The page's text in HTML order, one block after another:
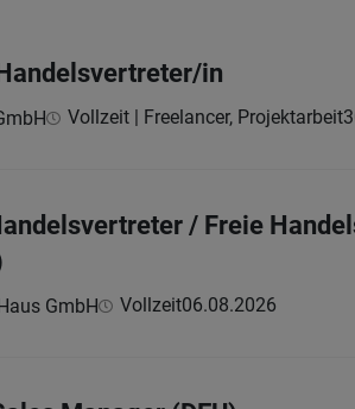
in
Vollzeit | Freelancer, Projektarbeit
/ Freie
GmbH Vollzeit06.08.2026